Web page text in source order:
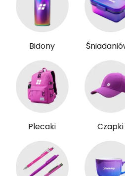
Bidony
Plecaki Czapki